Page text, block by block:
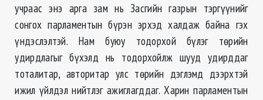
учраас энэ арга зам нь Засгийн газрын тэргүүнийг
сонгох парламентын бүрэн эрхэд халдаж байна гэх
үндэслэлтэй. Нам буюу тодорхой бүлэг төрийн
удирдлагыг бүхэлд нь тодорхойлж шууд удирддаг
тоталитар, авторитар улс төрийн дэглэмд дээрхтэй
ижил үйлдэл нийтлэг ажиглагддаг. Харин парламентын